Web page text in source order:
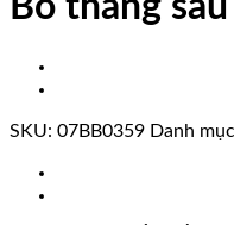
Bố thắng
SKU: 07BB0359 Danh